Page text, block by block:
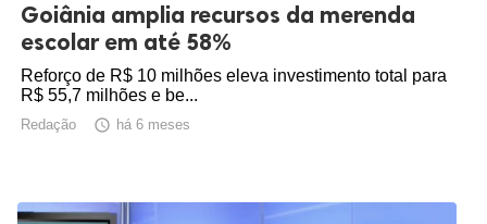
Goiânia amplia recursos da merenda
escolar em até 58%
Reforço de R$ 10 milhões eleva investimento total para
R$ 55,7 milhões e be...
Redação  há 6 meses